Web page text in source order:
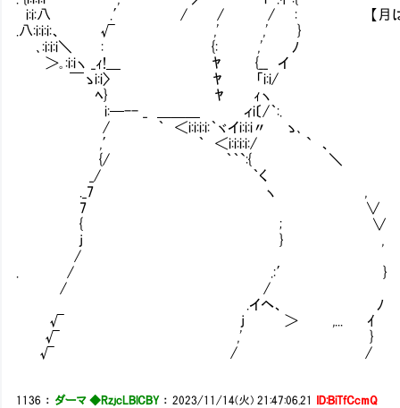
i:i:八 .′ / / / : 【月は両足に力
.八:i:i:i:、 √ ,' ,' }
､:i:i:i＼ : {: ,' ﾉ
＞｡:i:iヽ _ｨ!＿ ﾔ {__ イ
￣ゝi:i〉 ﾔ 「i:i/
ﾍ} ﾔ ｨヽ
i:─-- _ ＿＿＿ ィi〔/｀:.
/ ｀ ＜i:i:i:i:｀ヾイi:i:i〃 ゝ､
,′ ｀ ＜i:i:i:i:/ ` 、
{/ ｀｀`:{ ＼
_/ ｀く
._7 ヽ ,
7 ∨
{ ; ∨
j } ,
/
. / .:′ }
/ /
.イヘ、 ﾉ
√ j ＞ ,... ｲ
√ ,' }
√ / /
1136 ： ダーマ ◆RzjcLBlCBY：2023/11/14(火) 21:47:06.21 ID:BiTfCcmQ